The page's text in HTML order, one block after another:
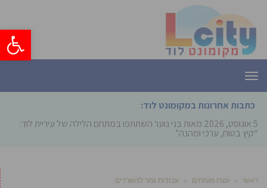
פתח
תפריט
כתבות אחרונות במקומונט לוד:
5 אוגוסט, 2026
מאות בני נוער השתתפו במתחם הלילה של עיריית לוד:
“קיץ בטוח, ערכי ומהנה”
ראשי » עצת מומחים » עבודות גמר למשרדים